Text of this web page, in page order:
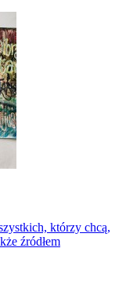
którzy chcą,
źródłem